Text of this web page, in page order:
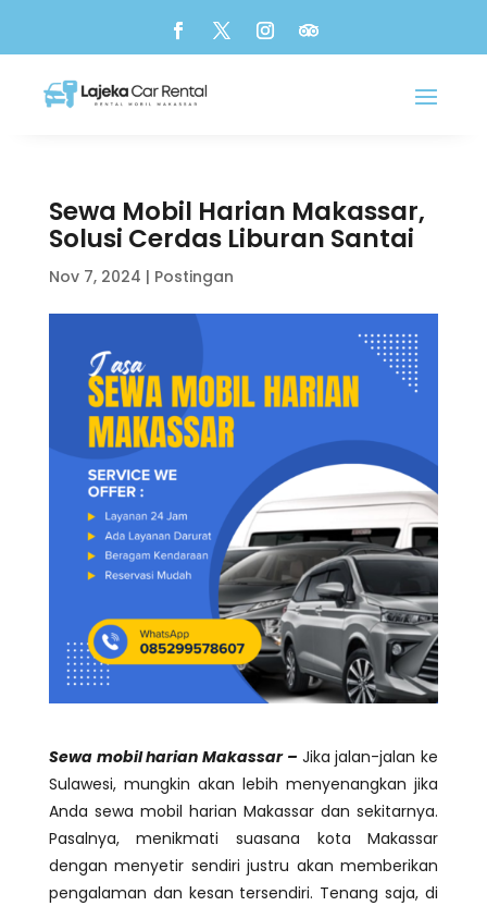
Sewa Mobil Harian Makassar,
Solusi Cerdas Liburan Santai
Nov 7, 2024 | Postingan
Sewa mobil harian Makassar – Jika jalan-jalan ke
Sulawesi, mungkin akan lebih menyenangkan jika
Anda sewa mobil harian Makassar dan sekitarnya.
Pasalnya, menikmati suasana kota Makassar
dengan menyetir sendiri justru akan memberikan
pengalaman dan kesan tersendiri. Tenang saja, di